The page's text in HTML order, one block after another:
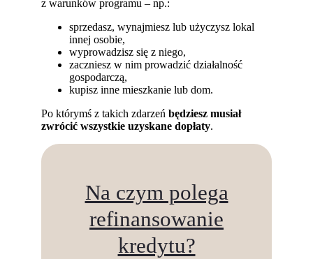
z warunków programu – np.:
sprzedasz, wynajmiesz lub użyczysz lokal
innej osobie,
wyprowadzisz się z niego,
zaczniesz w nim prowadzić działalność
gospodarczą,
kupisz inne mieszkanie lub dom.
Po którymś z takich zdarzeńbędziesz musiał
zwrócić wszystkie uzyskane dopłaty.
Na czym polega
refinansowanie
kredytu?